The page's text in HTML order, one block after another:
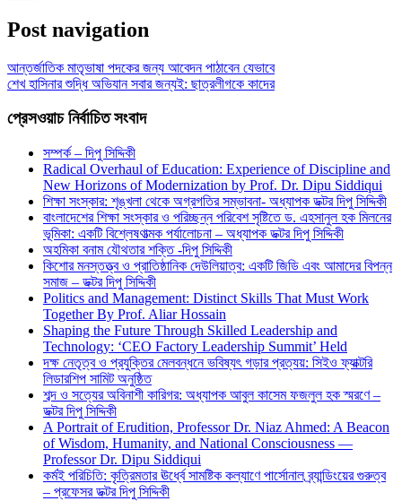
Post navigation
আন্তর্জাতিক মাতৃভাষা পদকের জন্য আবেদন পাঠাবেন যেভাবে
শেখ হাসিনার শুদ্ধি অভিযান সবার জন্যই: ছাত্রলীগকে কাদের
প্রেসওয়াচ নির্বাচিত সংবাদ
সম্পর্ক – দিপু সিদ্দিকী
Radical Overhaul of Education: Experience of Discipline and
New Horizons of Modernization by Prof. Dr. Dipu Siddiqui
শিক্ষা সংস্কার: শৃঙ্খলা থেকে অগ্রগতির সম্ভাবনা- অধ্যাপক ডক্টর দিপু সিদ্দিকী
বাংলাদেশের শিক্ষা সংস্কার ও পরিচ্ছন্ন পরিবেশ সৃষ্টিতে ড. এহসানুল হক মিলনের
ভূমিকা: একটি বিশ্লেষণাত্মক পর্যালোচনা – অধ্যাপক ডক্টর দিপু সিদ্দিকী
অহমিকা বনাম যৌথতার শক্তি -দিপু সিদ্দিকী
কিশোর মনস্তত্ত্ব ও প্রাতিষ্ঠানিক দেউলিয়াত্ব: একটি জিডি এবং আমাদের বিপন্ন
সমাজ – ডক্টর দিপু সিদ্দিকী
Politics and Management: Distinct Skills That Must Work
Together By Prof. Aliar Hossain
Shaping the Future Through Skilled Leadership and
Technology: ‘CEO Factory Leadership Summit’ Held
দক্ষ নেতৃত্ব ও প্রযুক্তির মেলবন্ধনে ভবিষ্যৎ গড়ার প্রত্যয়: সিইও ফ্যাক্টরি
লিডারশিপ সামিট অনুষ্ঠিত
শব্দ ও সত্যের অবিনাশী কারিগর: অধ্যাপক আবুল কাসেম ফজলুল হক স্মরণে –
ডক্টর দিপু সিদ্দিকী
A Portrait of Erudition, Professor Dr. Niaz Ahmed: A Beacon
of Wisdom, Humanity, and National Consciousness —
Professor Dr. Dipu Siddiqui
কর্মই পরিচিতি: কৃত্রিমতার ঊর্ধ্বে সামষ্টিক কল্যাণে পার্সোনাল ব্র্যান্ডিংয়ের গুরুত্ব
– প্রফেসর ডক্টর দিপু সিদ্দিকী